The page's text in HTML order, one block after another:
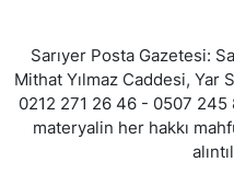
Sarıyer Posta Gazetesi:
Mithat Yılmaz Caddesi, Yar
0212 271 26 46 - 0507 245
materyalin her hakkı